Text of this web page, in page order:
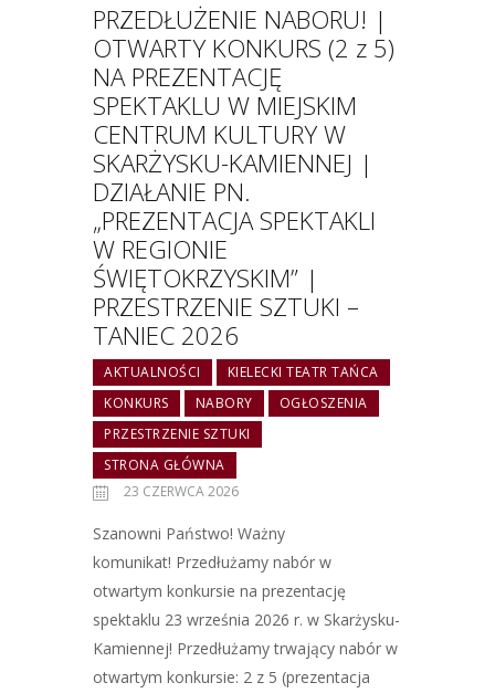
PRZEDŁUŻENIE NABORU! |
OTWARTY KONKURS (2 z 5)
NA PREZENTACJĘ
SPEKTAKLU W MIEJSKIM
CENTRUM KULTURY W
SKARŻYSKU-KAMIENNEJ |
DZIAŁANIE PN.
„PREZENTACJA SPEKTAKLI
W REGIONIE
ŚWIĘTOKRZYSKIM” |
PRZESTRZENIE SZTUKI –
TANIEC 2026
AKTUALNOŚCI
KIELECKI TEATR TAŃCA
KONKURS
NABORY
OGŁOSZENIA
PRZESTRZENIE SZTUKI
STRONA GŁÓWNA
23 CZERWCA 2026
Szanowni Państwo! Ważny
komunikat! Przedłużamy nabór w
otwartym konkursie na prezentację
spektaklu 23 września 2026 r. w Skarżysku-
Kamiennej! Przedłużamy trwający nabór w
otwartym konkursie: 2 z 5 (prezentacja